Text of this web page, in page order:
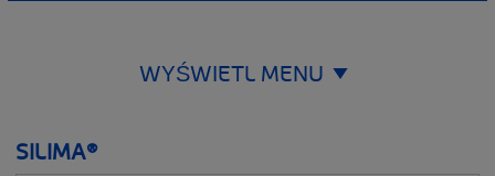
WYŚWIETL MENU
__SHOWCZĘŚCI CIAŁA
SILIMA®